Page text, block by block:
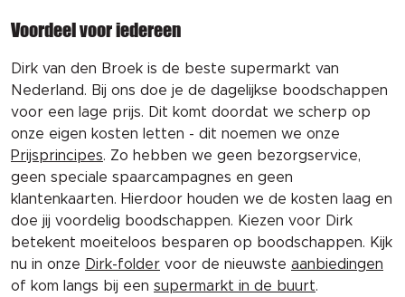
Voordeel voor iedereen
Dirk van den Broek is de beste supermarkt van
Nederland. Bij ons doe je de dagelijkse boodschappen
voor een lage prijs. Dit komt doordat we scherp op
onze eigen kosten letten - dit noemen we onze
Prijsprincipes. Zo hebben we geen bezorgservice,
geen speciale spaarcampagnes en geen
klantenkaarten. Hierdoor houden we de kosten laag en
doe jij voordelig boodschappen. Kiezen voor Dirk
betekent moeiteloos besparen op boodschappen. Kijk
nu in onze Dirk-folder voor de nieuwste aanbiedingen
of kom langs bij een supermarkt in de buurt.